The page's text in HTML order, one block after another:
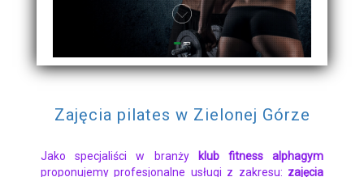
Zajęcia pilates w Zielonej Górze
Jako specjaliści w branży
klub fitness alphagym
proponujemy profesjonalne usługi z zakresu: zajęcia